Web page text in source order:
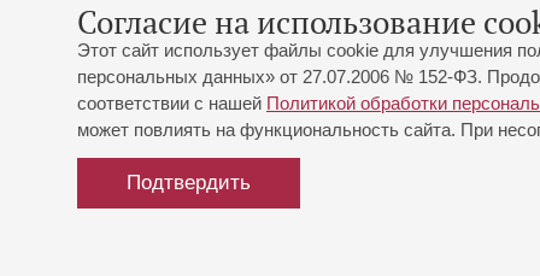
Согласие на использование
Этот сайт использует файлы cookie для улучшения
персональных данных» от 27.07.2006 № 152-ФЗ.
соответствии с нашей Политикой обработки
может повлиять на функциональность сайта. При
Подтвердить